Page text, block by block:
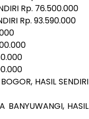
Rp. 76.500.000
Rp. 93.590.000
HASIL SENDIRI
HASIL